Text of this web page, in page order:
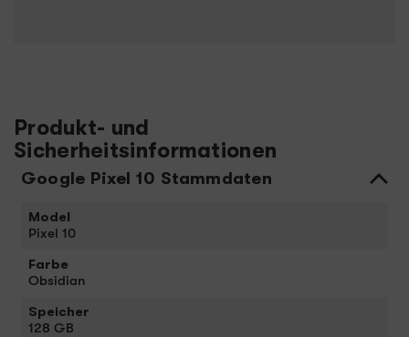
Produkt- und
Sicherheitsinformationen
Google Pixel 10 Stammdaten
Model
Pixel 10
Farbe
Obsidian
Speicher
128 GB